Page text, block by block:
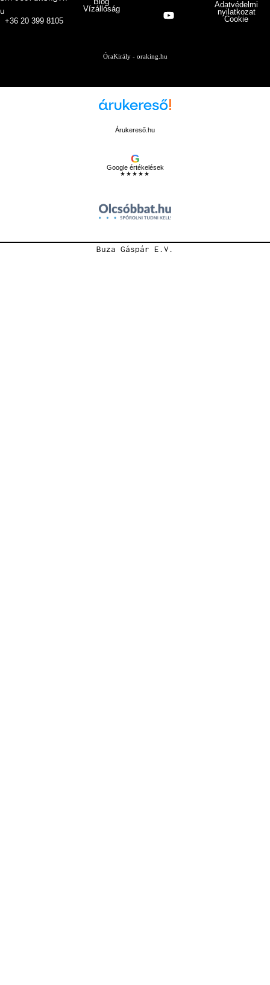
u
+36 20 399 8105
Vízállóság
Adatvédelmi
nyilatkozat
Cookie
ÓraKirály - oraking.hu
Árukereső.hu
G
Google értékelések
★★★★★
Buza Gáspár E.V.